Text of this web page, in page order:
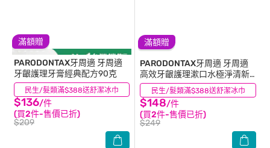
滿額贈
民生/髮類滿$388送舒潔冰巾
PARODONTAX牙周適 牙周適
牙齦護理牙膏經典配方90克
$136/件
(買2件-售價已折)
$209
(76)
滿額贈
民生/髮類滿$388送舒潔冰巾
PARODONTAX牙周適 牙周適
高效牙齦護理漱口水極淨清新
500ml
$148/件
(買2件-售價已折)
$249
(47)